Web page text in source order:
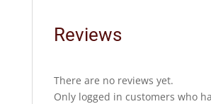
Reviews
There are no reviews yet.
Only logged in customers who